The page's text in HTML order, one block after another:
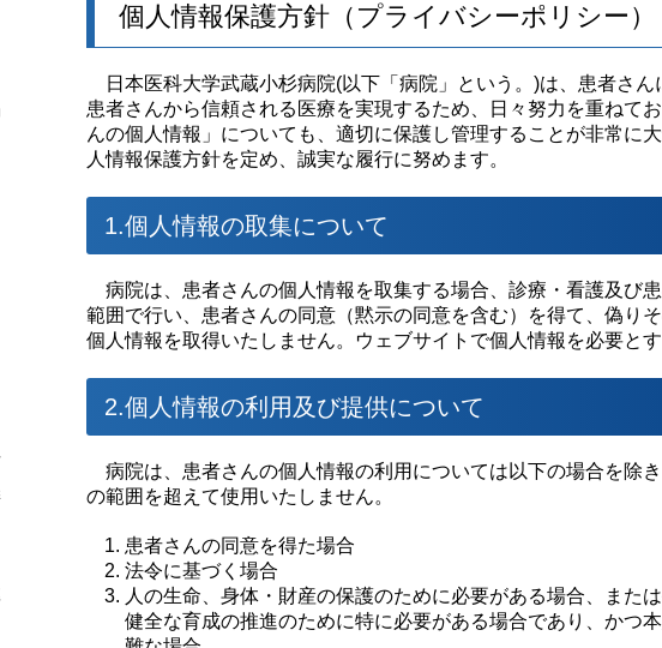
個人情報保護方針（プライバシーポリシー）
日本医科大学武蔵小杉病院(以下「病院」という。)は、患者さん
患者さんから信頼される医療を実現するため、日々努力を重ねて
んの個人情報」についても、適切に保護し管理することが非常に
人情報保護方針を定め、誠実な履行に努めます。
1.個人情報の取集について
病院は、患者さんの個人情報を取集する場合、診療・看護及び
範囲で行い、患者さんの同意（黙示の同意を含む）を得て、偽り
個人情報を取得いたしません。ウェブサイトで個人情報を必要とす
2.個人情報の利用及び提供について
病院は、患者さんの個人情報の利用については以下の場合を除
の範囲を超えて使用いたしません。
患者さんの同意を得た場合
法令に基づく場合
人の生命、身体・財産の保護のために必要がある場合、また
健全な育成の推進のために特に必要がある場合であり、かつ